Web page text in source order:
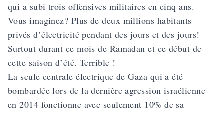
qui a subi trois offensives militaires en cinq ans.
Vous imaginez? Plus de deux millions habitants
privés d’électricité pendant des jours et des jours!
Surtout durant ce mois de Ramadan et ce début de
cette saison d’été. Terrible !
La seule centrale électrique de Gaza qui a été
bombardée lors de la dernière agression israélienne
en 2014 fonctionne avec seulement 10% de sa